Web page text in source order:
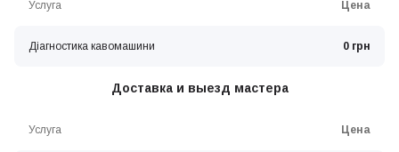
Услуга Цена
Діагностика кавомашини 0 грн
Доставка и выезд мастера
Услуга Цена